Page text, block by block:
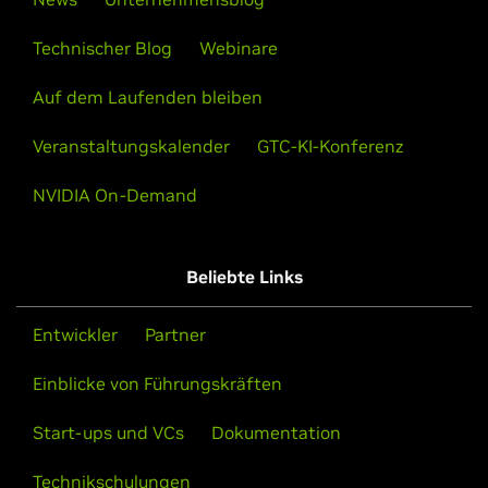
Verarbeitung von 100 Millionen Datenzeilen
Die GPU-Engine von Polars führt Polars-Code auf
Technischer Blog Webinare
Auf dem Laufenden bleiben
Veranstaltungskalender GTC-KI-Konferenz
NVIDIA On-Demand
Beliebte Links
Entwickler Partner
Einblicke von Führungskräften
Start-ups und VCs Dokumentation
Technikschulungen